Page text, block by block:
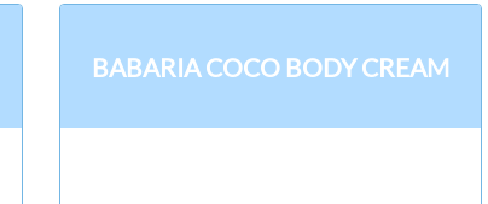
BABARIA COCO BODY CREAM